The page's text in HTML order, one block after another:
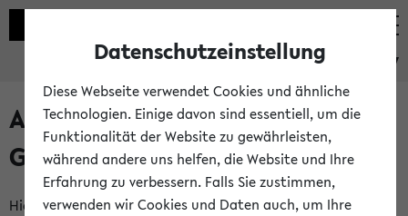
eKVV
Anlegen eines neuen
Gastzugangs
Hier können Sie einen neuen Gastzugang anlegen.Bitte
Datenschutzeinstellung
Diese Webseite verwendet Cookies und ähnliche
Technologien. Einige davon sind essentiell, um die
Funktionalität der Website zu gewährleisten,
während andere uns helfen, die Website und Ihre
Erfahrung zu verbessern. Falls Sie zustimmen,
verwenden wir Cookies und Daten auch, um Ihre